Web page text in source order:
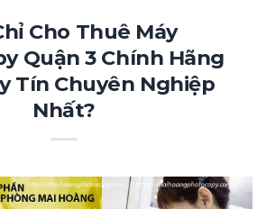
Cho Thuê Máy
Quận 3 Chính Hãng
Tín Chuyên Nghiệp
Nhất?